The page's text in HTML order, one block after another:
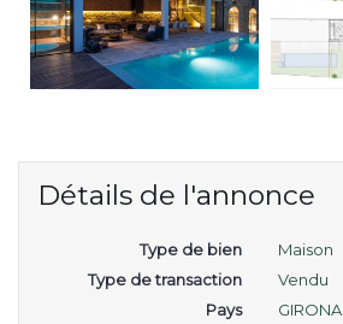
Détails de l'annonce
Type de bien
Maison
Type de transaction
Vendu
Pays
GIRONA